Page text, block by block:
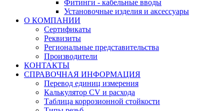
Фитинги - кабельные вводы
Установочные изделия и аксессуары
О КОМПАНИИ
Сертификаты
Реквизиты
Региональные представительства
Производители
КОНТАКТЫ
СПРАВОЧНАЯ ИНФОРМАЦИЯ
Перевод единиц измерения
Калькулятор CV и расхода
Таблица коррозионной стойкости